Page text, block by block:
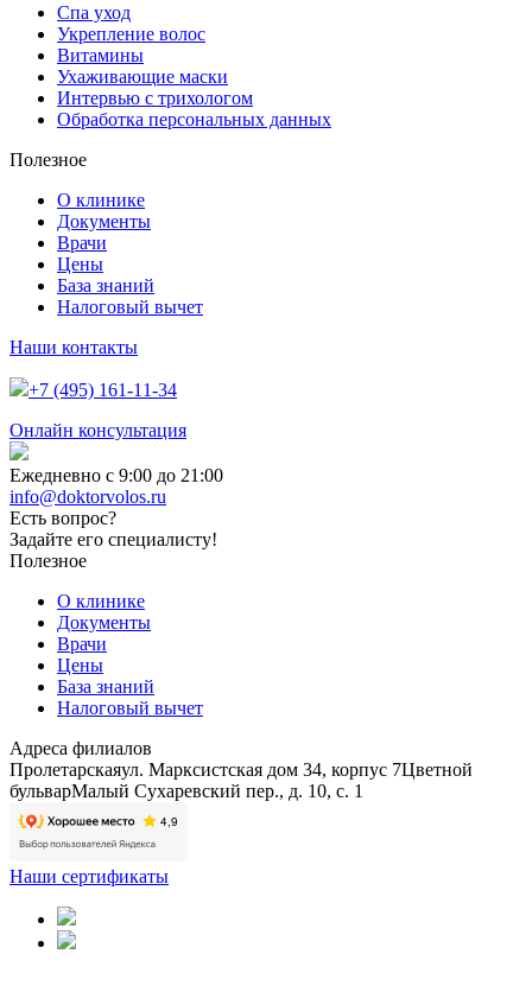
Спа уход
Укрепление волос
Витамины
Ухаживающие маски
Интервью с трихологом
Обработка персональных данных
Полезное
О клинике
Документы
Врачи
Цены
База знаний
Налоговый вычет
Наши контакты
+7 (495) 161-11-34
Онлайн консультация
Ежедневно с 9:00 до 21:00
info@doktorvolos.ru
Есть вопрос?
Задайте его специалисту!
Полезное
О клинике
Документы
Врачи
Цены
База знаний
Налоговый вычет
Адреса филиалов
Пролетарскаяул. Марксистская дом 34, корпус 7Цветной
бульварМалый Сухаревский пер., д. 10, с. 1
Наши сертификаты